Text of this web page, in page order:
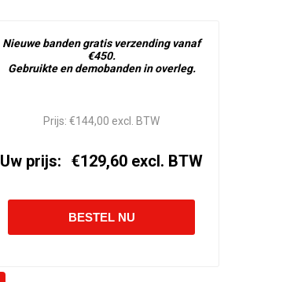
Nieuwe banden gratis verzending vanaf
€450.
Gebruikte en demobanden in overleg.
Prijs: €144,00 excl. BTW
Uw prijs: €129,60 excl. BTW